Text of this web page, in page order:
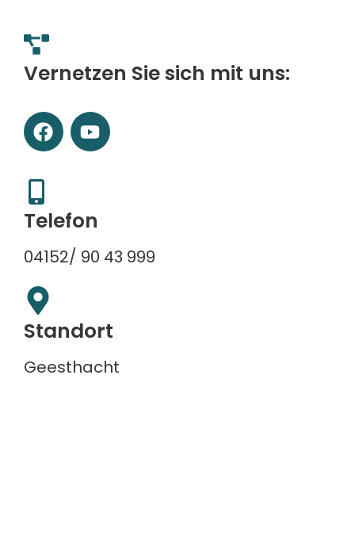
Vernetzen Sie sich mit uns:
F
a
e
b
o
k
Y
o
b
Telefon
04152/ 90 43 999
Standort
Geesthacht